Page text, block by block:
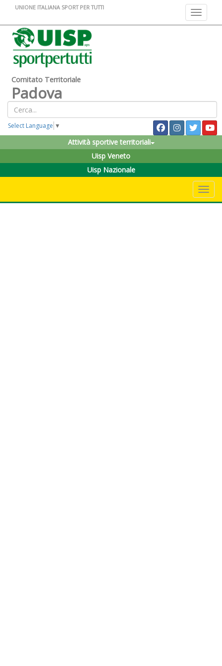
Toggle
UNIONE ITALIANA SPORT PER TUTTI
Comitato Territoriale
Padova
Select Language ▼
Attività sportive territoriali
Uisp Veneto
Uisp Nazionale